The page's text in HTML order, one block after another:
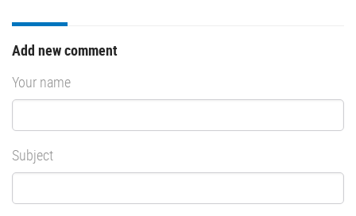
Add new comment
Your name
Subject